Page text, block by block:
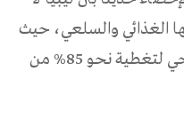
الغذائي والسلعي، حيث
تعتمد الدولة على الاستيراد الخارجي لتغطية نحو 85% من